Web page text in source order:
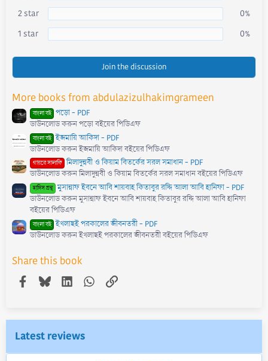
2 star
0%
1 star
0%
Join the discussion
More books from abdulazizulhakimgrameen
বাংলা বই পড়ো - PDF
ডাউনলোড করুন পড়ো বইয়ের পিডিএফ
বাংলা বই ইজমায়ি আকিদা - PDF
ডাউনলোড করুন ইজমায়ি আকিদা বইয়ের পিডিএফ
গায়রে সালাফি মিলাদুন্নবী ও কিয়াম বিতর্কের সরল সমাধান - PDF
ডাউনলোড করুন মিলাদুন্নবী ও কিয়াম বিতর্কের সরল সমাধান বইয়ের পিডিএফ
হাদিস গ্রন্থ মুসান্নাফ ইবনে আবি শায়বাহ কিতাবুর রদ্দি আলা আবি হানিফা - PDF
ডাউনলোড করুন মুসান্নাফ ইবনে আবি শায়বাহ কিতাবুর রদ্দি আলা আবি হানিফা
বইয়ের পিডিএফ
বাংলা বই ইখলাছই পরকালের জীবনতরী - PDF
ডাউনলোড করুন ইখলাছই পরকালের জীবনতরী বইয়ের পিডিএফ
Share this book
Facebook
BlueskyLinkedInWhatsApp
Link
Latest reviews